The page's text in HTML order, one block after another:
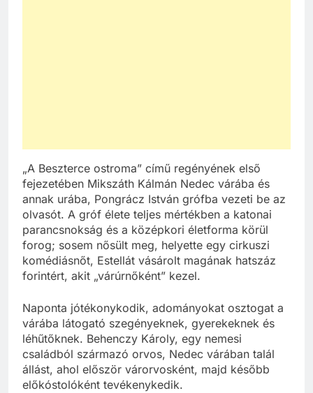
„A Beszterce ostroma” című regényének első
fejezetében Mikszáth Kálmán Nedec várába és
annak urába, Pongrácz István grófba vezeti be az
olvasót. A gróf élete teljes mértékben a katonai
parancsnokság és a középkori életforma körül
forog; sosem nősült meg, helyette egy cirkuszi
komédiásnőt, Estellát vásárolt magának hatszáz
forintért, akit „várúrnőként” kezel.
Naponta jótékonykodik, adományokat osztogat a
várába látogató szegényeknek, gyerekeknek és
léhűtőknek. Behenczy Károly, egy nemesi
családból származó orvos, Nedec várában talál
állást, ahol először várorvosként, majd később
előkóstolóként tevékenykedik.